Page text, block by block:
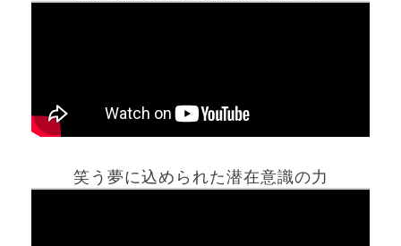
笑う夢に込められた潜在意識の力